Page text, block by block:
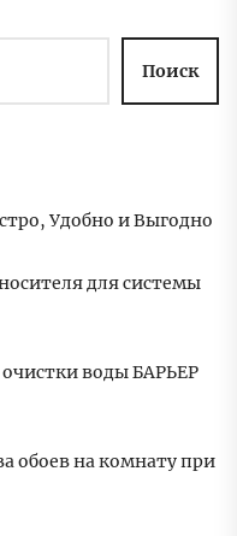
Поиск
Удобно и Выгодно
для системы
воды БАРЬЕР
обоев на комнату при